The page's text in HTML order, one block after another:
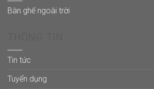
Bàn ghế ngoài trời
Tin tức
Tuyển dụng